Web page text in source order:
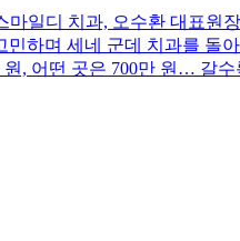
마일디 치과, 오수환 대표원
민하며 세네 군데 치과를 돌
원, 어떤 곳은 700만 원… 갈